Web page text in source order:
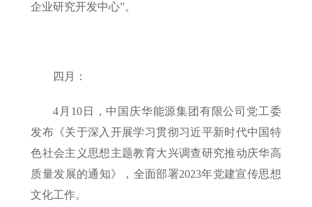
企业研究开发中心”。
四月：
4月10日，中国庆华能源集团有限公司党工委
发布《关于深入开展学习贯彻习近平新时代中国特
色社会主义思想主题教育大兴调查研究推动庆华高
质量发展的通知》，全面部署2023年党建宣传思想
文化工作。